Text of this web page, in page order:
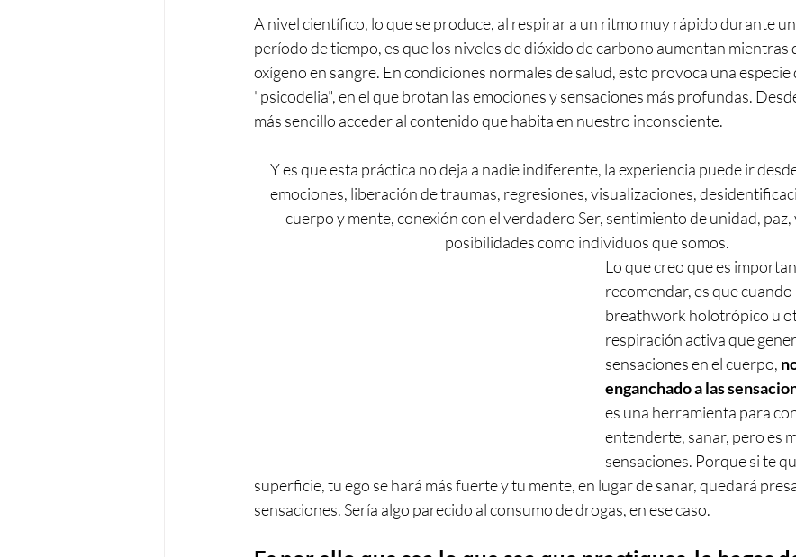
A nivel científico, lo que se produce, al respirar a un ritmo muy rápido durante
período de tiempo, es que los niveles de dióxido de carbono aumentan mientras
oxígeno en sangre. En condiciones normales de salud, esto provoca una especie
"psicodelia", en el que brotan las emociones y sensaciones más profundas.
más sencillo acceder al contenido que habita en nuestro inconsciente.
Y es que esta práctica no deja a nadie indiferente, la experiencia puede ir
emociones, liberación de traumas, regresiones, visualizaciones,
cuerpo y mente, conexión con el verdadero Ser, sentimiento de unidad,
posibilidades como individuos que somos.
Lo que creo que es
recomendar, es que
breathwork holotrópico u
respiración activa que
sensaciones en el cuerpo,
enganchado a las
es una herramienta para
entenderte, sanar, pero es
sensaciones. Porque si te
superficie, tu ego se hará más fuerte y tu mente, en lugar de sanar, quedará
sensaciones. Sería algo parecido al consumo de drogas, en ese caso.